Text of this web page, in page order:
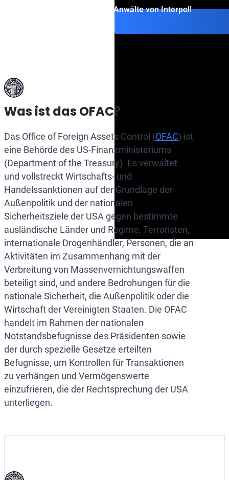
Kontaktieren Sie die Anwälte von Interpol!
Was ist das OFAC?
Das Office of Foreign Assets Control (OFAC) ist
eine Behörde des US-Finanzministeriums
(Department of the Treasury). Es verwaltet
und vollstreckt Wirtschafts- und
Handelssanktionen auf der Grundlage der
Außenpolitik und der nationalen
Sicherheitsziele der USA gegen bestimmte
ausländische Länder und Regime, Terroristen,
internationale Drogenhändler, Personen, die an
Aktivitäten im Zusammenhang mit der
Verbreitung von Massenvernichtungswaffen
beteiligt sind, und andere Bedrohungen für die
nationale Sicherheit, die Außenpolitik oder die
Wirtschaft der Vereinigten Staaten. Die OFAC
handelt im Rahmen der nationalen
Notstandsbefugnisse des Präsidenten sowie
der durch spezielle Gesetze erteilten
Befugnisse, um Kontrollen für Transaktionen
zu verhängen und Vermögenswerte
einzufrieren, die der Rechtsprechung der USA
unterliegen.